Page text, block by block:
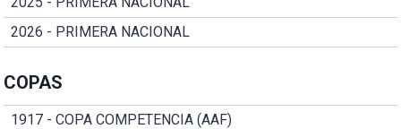
2026 - PRIMERA NACIONAL
COPAS
1917 - COPA COMPETENCIA (AAF)